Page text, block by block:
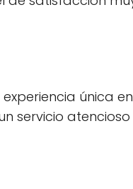
única
servicio atencioso